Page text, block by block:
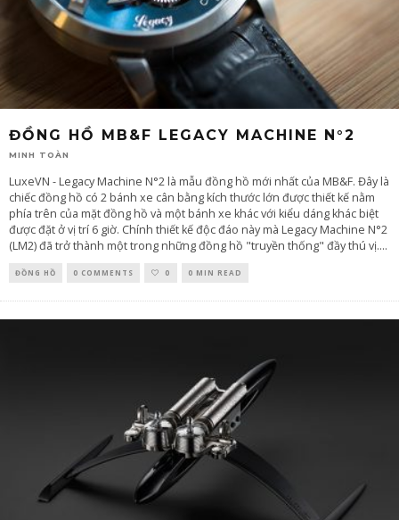
ĐỒNG HỒ MB&F LEGACY MACHINE N°2
MINH TOÀN
LuxeVN - Legacy Machine N°2 là mẫu đồng hồ mới nhất của MB&F. Đây là
chiếc đồng hồ có 2 bánh xe cân bằng kích thước lớn được thiết kế nằm
phía trên của mặt đồng hồ và một bánh xe khác với kiểu dáng khác biệt
được đặt ở vị trí 6 giờ. Chính thiết kế độc đáo này mà Legacy Machine N°2
(LM2) đã trở thành một trong những đồng hồ "truyền thống" đầy thú vị....
ĐỒNG HỒ 0 COMMENTS 0 0 MIN READ